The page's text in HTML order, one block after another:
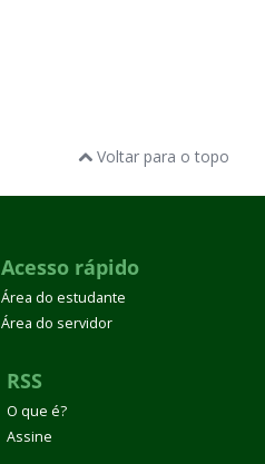
Voltar para o topo
Acesso rápido
Área do estudante
Área do servidor
RSS
O que é?
Assine